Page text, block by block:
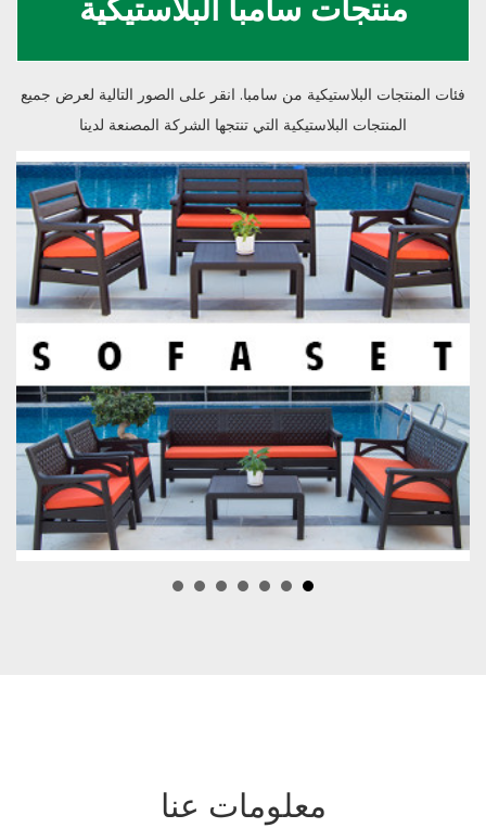
فئات المنتجات البلاستيكية من سامبا. انقر على الصور التالية لعرض جميع
المنتجات البلاستيكية التي تنتجها الشركة المصنعة لدينا
معلومات عنا